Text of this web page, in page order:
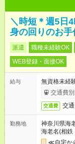
＼時短＊週5日
身の回りのお手
派遣 職種未経験OK
WEB登録・面接OK
給与
無資格未経
交通費
交通費 交
勤務地
神奈川県海
海老名(相鉄
≪自宅か